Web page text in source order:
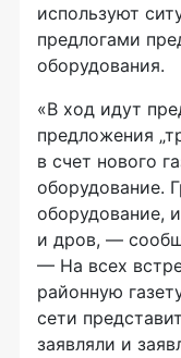
используют
предлогами
оборудования.
«В ход идут
предложения
в счет нового
оборудование.
оборудование,
и дров, —
— На всех
районную
сети
заявляли и